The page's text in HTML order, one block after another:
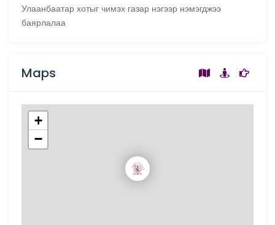
Улаанбаатар хотыг чимэх газар нэгээр нэмэгджээ
баярлалаа
Maps
+
−